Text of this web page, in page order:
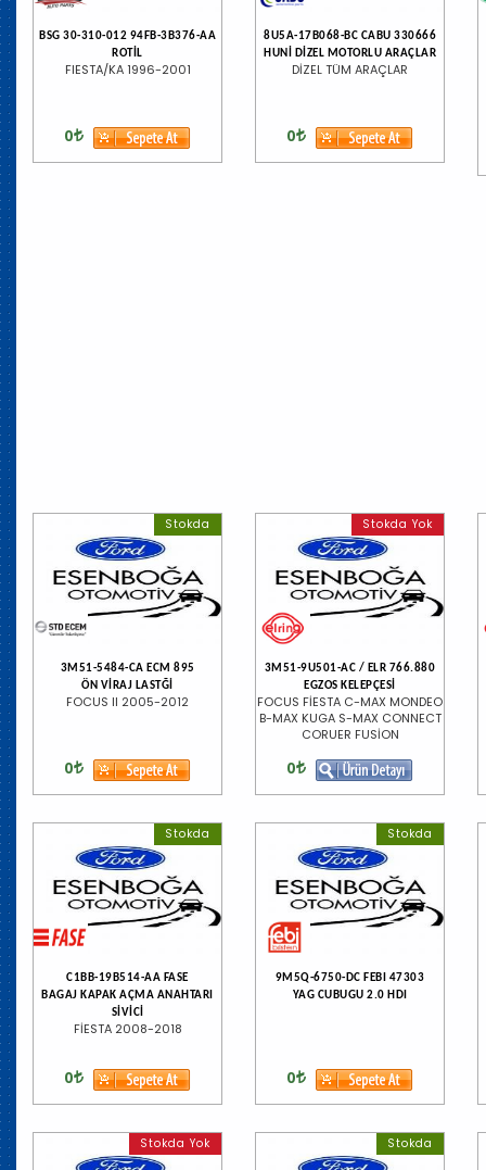
BSG 30-310-012 94FB-3B376-AA
ROTİL
FIESTA/KA 1996-2001
0
8U5A-17B068-BC CABU 330666
HUNİ DİZEL MOTORLU ARAÇLAR
DİZEL TÜM ARAÇLAR
0
Stokda
3M51-5484-CA ECM 895
ÖN VİRAJ LASTĞİ
FOCUS II 2005-2012
0
Stokda Yok
3M51-9U501-AC / ELR 766.880
EGZOS KELEPÇESİ
FOCUS FİESTA C-MAX MONDEO
B-MAX KUGA S-MAX CONNECT
CORUER FUSİON
0
Stokda
C1BB-19B514-AA FASE
BAGAJ KAPAK AÇMA ANAHTARI
SİVİCİ
FİESTA 2008-2018
0
Stokda
9M5Q-6750-DC FEBI 47303
YAG CUBUGU 2.0 HDI
0
Stokda Yok Stokda